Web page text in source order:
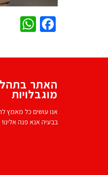
האתר
מוגבלויות
אנו עושים כל מאמץ
בבעיה אנא פנה אלינו!